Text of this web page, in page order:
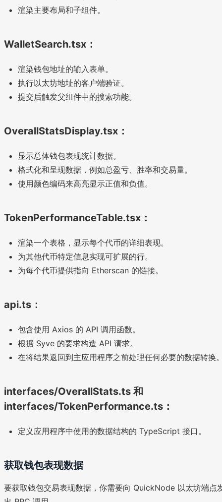
渲染主要布局和子组件。
WalletSearch.tsx：
渲染钱包地址的输入表单。
执行以太坊地址的客户端验证。
提交后触发父组件中的搜索功能。
OverallStatsDisplay.tsx：
显示总体钱包表现统计数据。
格式化和呈现数据，例如总盈亏、胜率和交易量。
使用颜色编码来高亮显示正值和负值。
TokenPerformanceTable.tsx：
渲染一个表格，显示每个代币的详细表现。
为其他代币特定信息实现可扩展的行。
为每个代币提供指向 Etherscan 的链接。
api.ts：
包含使用 Axios 的 API 调用函数。
根据 Syve 的要求构造 API 请求。
在将结果返回到主应用程序之前处理任何必要的数据转换
interfaces/OverallStats.ts 和
interfaces/TokenPerformance.ts：
定义应用程序中使用的数据结构的 TypeScript 接口。
获取钱包表现数据
要获取钱包交易表现数据，你需要向 QuickNode 以太坊端点